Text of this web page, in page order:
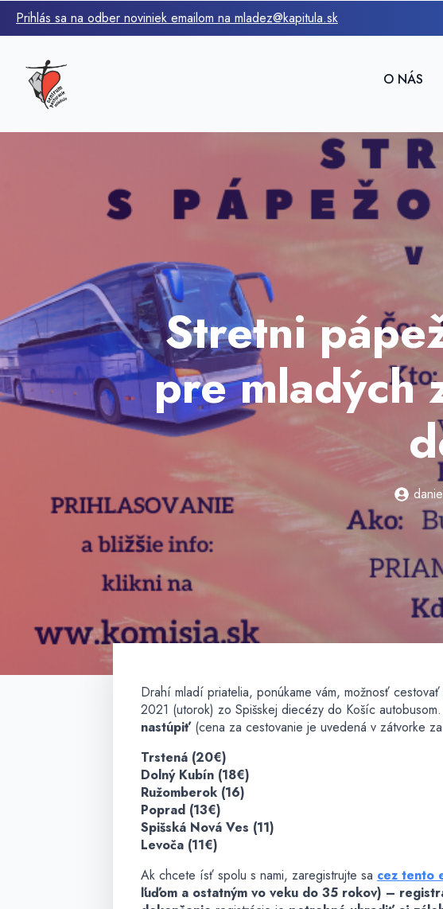
Prihlás sa na odber noviniek emailom na mladez@kapitula.sk
O NÁS
Stretni
pre mladých
Drahí mladí priatelia, ponúkame vám, možnosť
2021 (utorok) zo Spišskej diecézy do Košíc
nastúpiť (cena za cestovanie je uvedená v zátvorke
Trstená (20€)
Dolný Kubín (18€)
Ružomberok (16)
Poprad (13€)
Spišská Nová Ves (11)
Levoča (11€)
Ak chcete ísť spolu s nami, zaregistrujte sa cez tento
ľuďom a ostatným vo veku do 35 rokov) –